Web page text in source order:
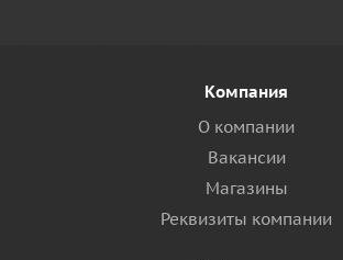
Компания
О компании
Вакансии
Магазины
Реквизиты компании